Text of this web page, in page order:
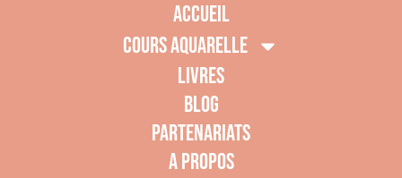
ACCUEIL
COURS AQUARELLE
LIVRES
BLOG
PARTENARIATS
A PROPOS